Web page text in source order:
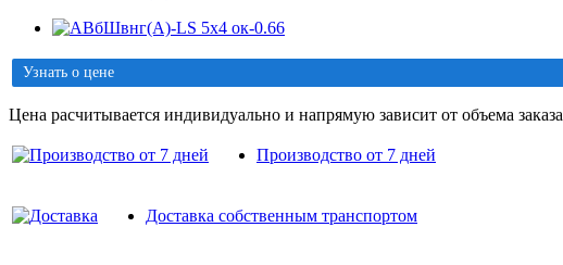
Узнать о цене
Цена расчитывается индивидуально и напрямую зависит от объема заказа
Производство от 7 дней
Доставка собственным транспортом